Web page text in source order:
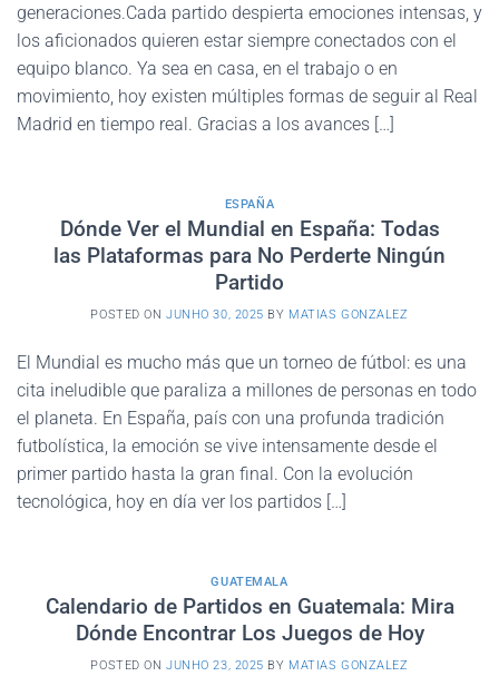
generaciones.Cada partido despierta emociones intensas, y
los aficionados quieren estar siempre conectados con el
equipo blanco. Ya sea en casa, en el trabajo o en
movimiento, hoy existen múltiples formas de seguir al Real
Madrid en tiempo real. Gracias a los avances […]
ESPAÑA
Dónde Ver el Mundial en España: Todas
las Plataformas para No Perderte Ningún
Partido
POSTED ONJUNHO 30, 2025 BY MATIAS GONZALEZ
El Mundial es mucho más que un torneo de fútbol: es una
cita ineludible que paraliza a millones de personas en todo
el planeta. En España, país con una profunda tradición
futbolística, la emoción se vive intensamente desde el
primer partido hasta la gran final. Con la evolución
tecnológica, hoy en día ver los partidos […]
GUATEMALA
Calendario de Partidos en Guatemala: Mira
Dónde Encontrar Los Juegos de Hoy
POSTED ONJUNHO 23, 2025 BY MATIAS GONZALEZ